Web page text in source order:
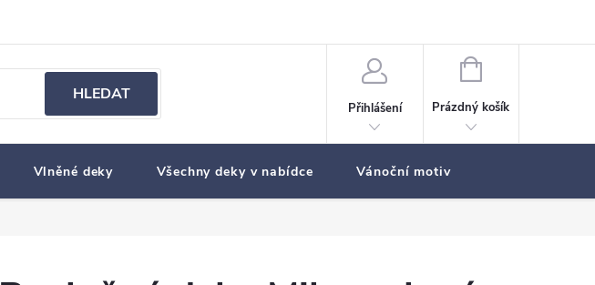
HLEDAT
Přihlášení
NÁKUPNÍ
Prázdný košík
Vlněné deky Všechny deky v nabídce Vánoční motiv